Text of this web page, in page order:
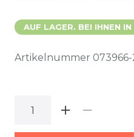
AUF LAGER. BEI IHNEN
Artikelnummer 073966-